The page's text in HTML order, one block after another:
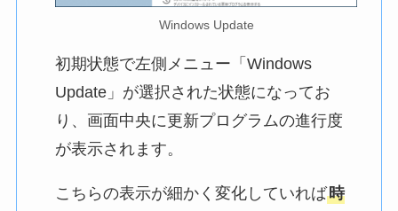
Windows Update
初期状態で左側メニュー「Windows
Update」が選択された状態になってお
り、画面中央に更新プログラムの進行度
が表示されます。
こちらの表示が細かく変化していれば時